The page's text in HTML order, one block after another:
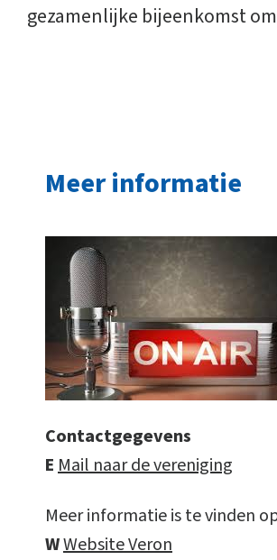
gezamenlijke bijeenkomst
Meer informatie
Contactgegevens
EMail naar de vereniging
Meer informatie is te vinden
WWebsite Veron